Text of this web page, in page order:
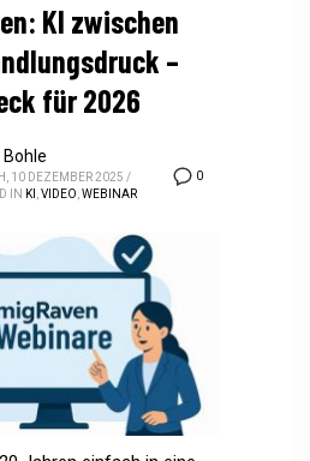
KI zwischen
–
für 2026
0
10 DEZEMBER 2025 /
IN KI VIDEO WEBINAR